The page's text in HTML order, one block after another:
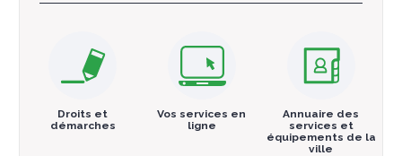
Droits et
démarches
Vos services en
ligne
Annuaire des
services et
équipements de la
ville